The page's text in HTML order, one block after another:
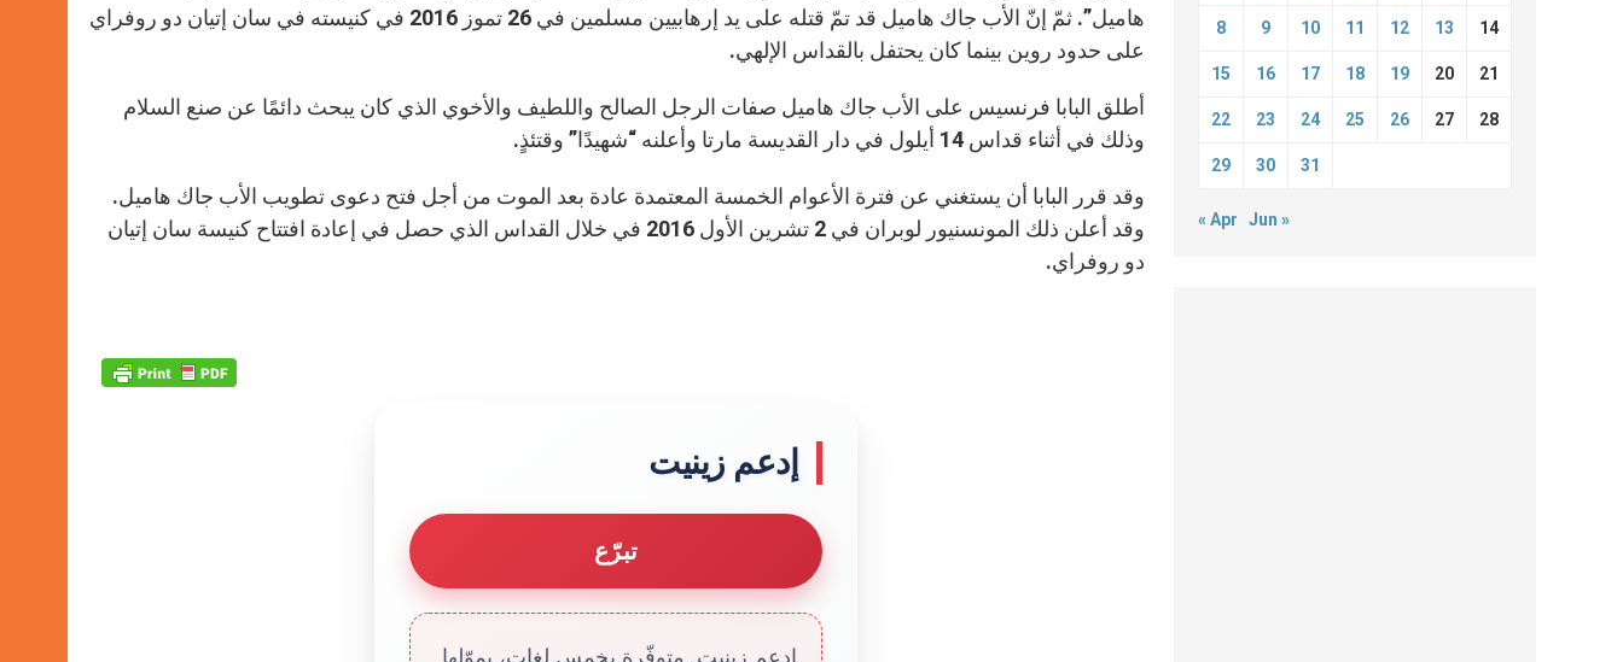
هاميل”. ثمّ إنّ الأب جاك هاميل قد تمّ قتله على يد إرهابيين مسلمين في 26 تموز 2016 في كنيسته في سان إتيان دو روفراي
على حدود روين بينما كان يحتفل بالقداس الإلهي.
أطلق البابا فرنسيس على الأب جاك هاميل صفات الرجل الصالح واللطيف والأخوي الذي كان يبحث دائمًا عن صنع السلام
وذلك في أثناء قداس 14 أيلول في دار القديسة مارتا وأعلنه “شهيدًا” وقتئذٍ.
وقد قرر البابا أن يستغني عن فترة الأعوام الخمسة المعتمدة عادة بعد الموت من أجل فتح دعوى تطويب الأب جاك هاميل.
وقد أعلن ذلك المونسنيور لوبران في 2 تشرين الأول 2016 في خلال القداس الذي حصل في إعادة افتتاح كنيسة سان إتيان
دو روفراي.
إدعم زينيت
تبرّع
إدعم زينيت. متوفّرة بخمس لغات، يموّلها
8 9 10 11 12 13 14
15 16 17 18 19 20 21
22 23 24 25 26 27 28
29 30 31
« Apr Jun »